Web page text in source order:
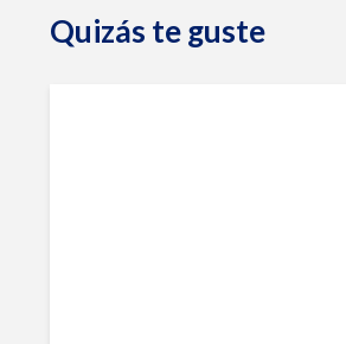
Quizás te guste